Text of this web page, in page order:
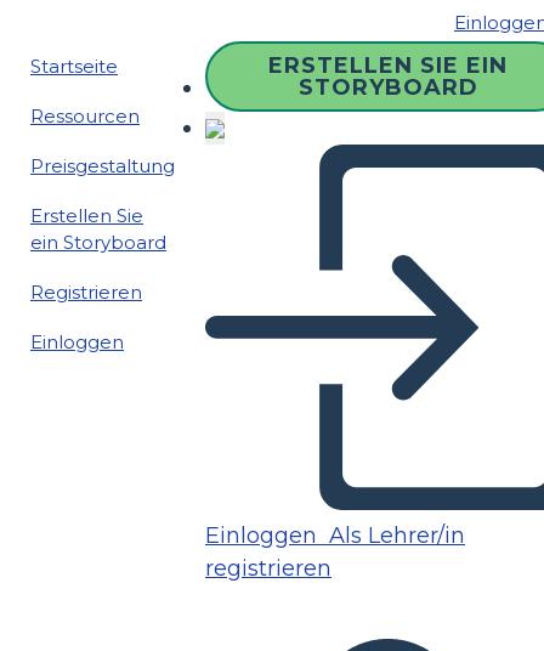
Startseite
Ressourcen
Preisgestaltung
Erstellen Sie
ein Storyboard
Registrieren
Einloggen
ERSTELLEN SIE EIN
STORYBOARD
Einloggen Als Lehrer/in
registrieren